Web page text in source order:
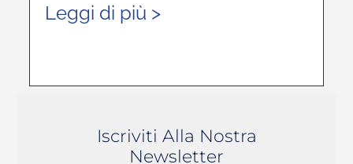
Leggi di più >
Iscriviti Alla Nostra
Newsletter